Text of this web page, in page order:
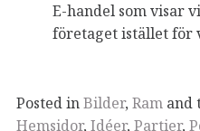
E-handel som visar
företaget istället för
Posted inBilder, Ram and
Hemsidor, Idéer, Partier,